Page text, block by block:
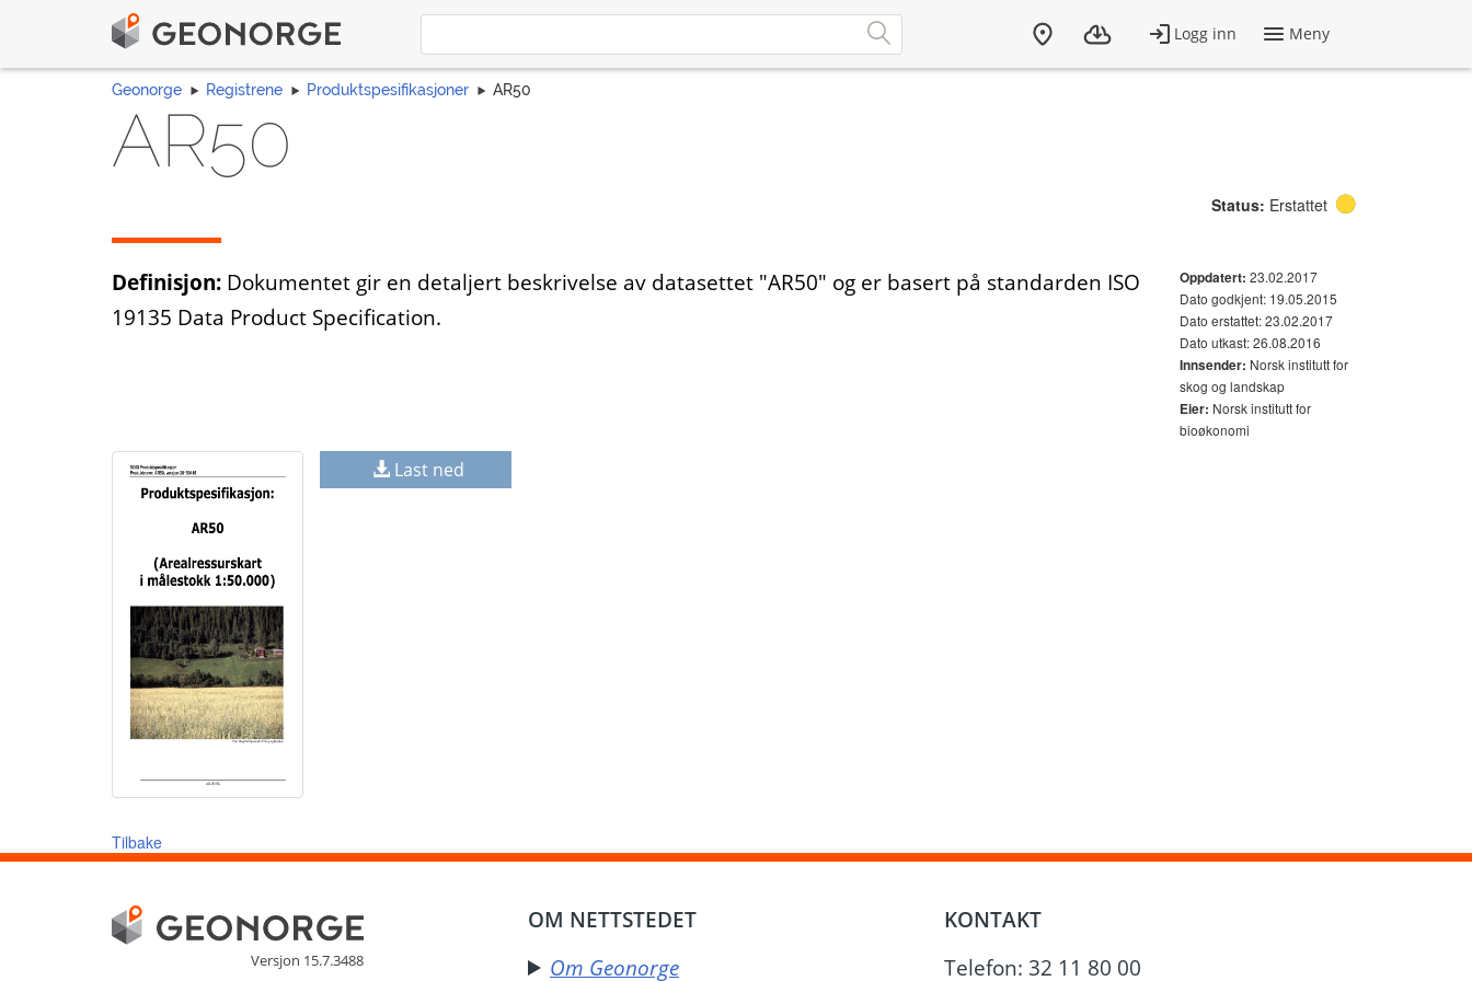
Geonorge Registrene Produktspesifikasjoner AR50
AR50
Status: Erstattet
Definisjon: Dokumentet gir en detaljert beskrivelse av datasettet "AR50" og er basert på standarden ISO
19135 Data Product Specification.
Oppdatert: 23.02.2017
Dato godkjent: 19.05.2015
Dato erstattet: 23.02.2017
Dato utkast: 26.08.2016
Innsender: Norsk institutt for
skog og landskap
Eier: Norsk institutt for
bioøkonomi
Last ned
Tilbake